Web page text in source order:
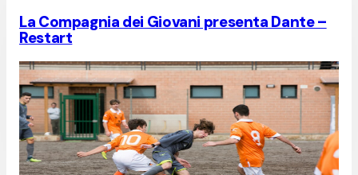
La Compagnia dei Giovani presenta Dante –
Restart